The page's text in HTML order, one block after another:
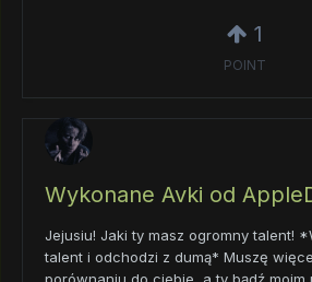
1
POINT
Wykonane Avki od
Jejusiu! Jaki ty masz ogromny talent!
talent i odchodzi z dumą* Muszę